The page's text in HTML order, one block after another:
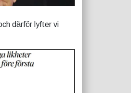
därför lyfter vi